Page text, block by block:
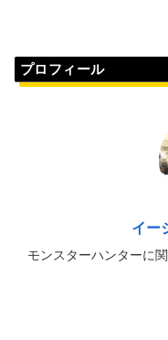
プロフィール
イー
モンスターハンターに